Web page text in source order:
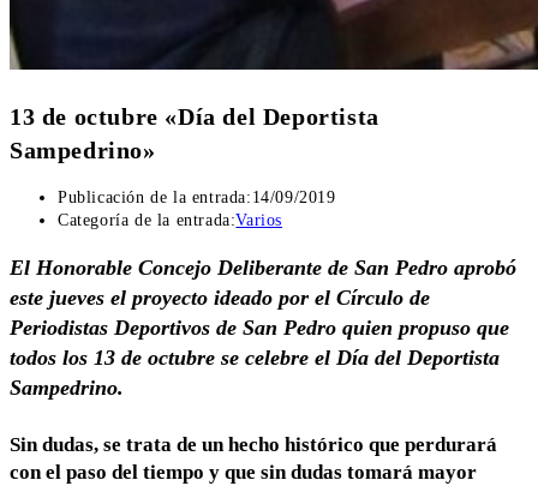
13 de octubre «Día del Deportista
Sampedrino»
Publicación de la entrada: 14/09/2019
Categoría de la entrada:Varios
El Honorable Concejo Deliberante de San Pedro aprobó
este jueves el proyecto ideado por el Círculo de
Periodistas Deportivos de San Pedro quien propuso que
todos los 13 de octubre se celebre el Día del Deportista
Sampedrino.
Sin dudas, se trata de un hecho histórico que perdurará
con el paso del tiempo y que sin dudas tomará mayor